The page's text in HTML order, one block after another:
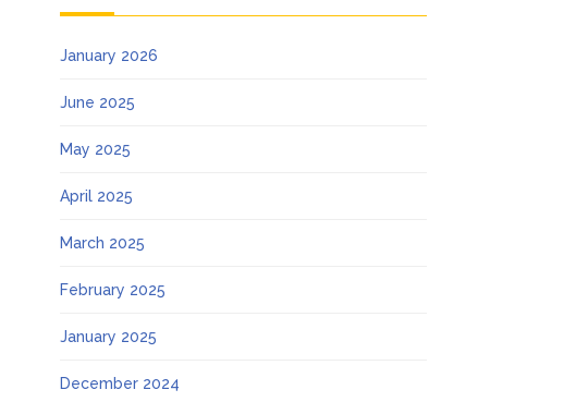
January 2026
June 2025
May 2025
April 2025
March 2025
February 2025
January 2025
December 2024